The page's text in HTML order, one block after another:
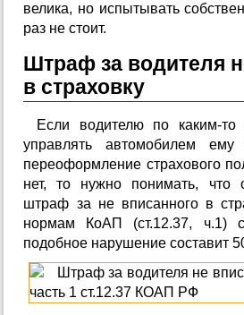
велика, но испытывать
раз не стоит.
Штраф за водителя
в страховку
Если водителю по каким-
управлять автомобилем
переоформление страхового
нет, то нужно понимать, что
штраф за не вписанного в
нормам КоАП (ст.12.37, ч.1)
подобное нарушение составит